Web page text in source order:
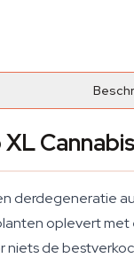
derdegeneratie
oplevert met
niets de